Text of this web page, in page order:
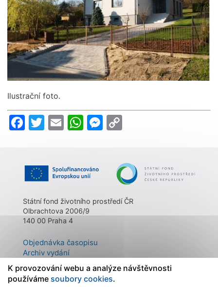
Ilustrační foto.
Facebook
Twitter
EmailWhatsApp
Messenger
Státní fond životního prostředí ČR
Olbrachtova 2006/9
140 00 Praha 4
Objednávka časopisu
Archiv vydání
Kontakty
O časopisu
K provozování webu a analýze návštěvnosti
používáme soubory cookies.